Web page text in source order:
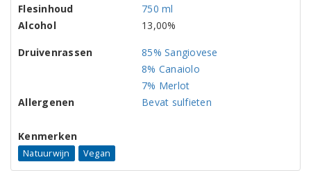
Flesinhoud
750 ml
Alcohol
13,00%
Druivenrassen
85% Sangiovese
8% Canaiolo
7% Merlot
Allergenen
Bevat sulfieten
Kenmerken
Natuurwijn Vegan